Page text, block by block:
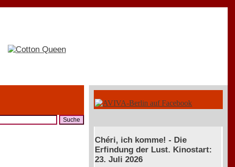
Chéri, ich komme! - Die
Erfindung der Lust. Kinostart:
23. Juli 2026